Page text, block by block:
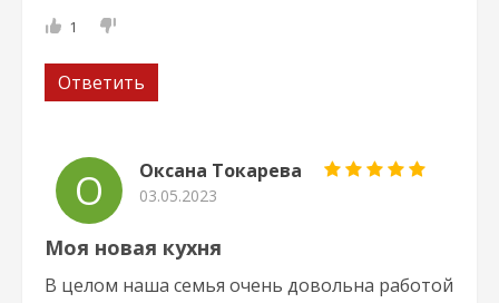
1
Ответить
О Оксана Токарева
03.05.2023
Моя новая кухня
В целом наша семья очень довольна работой